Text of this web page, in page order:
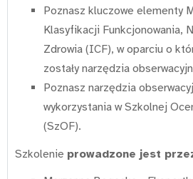
Poznasz kluczowe elementy
Klasyfikacji Funkcjonowania,
Zdrowia (ICF), w oparciu o
zostały narzędzia
Poznasz narzędzia
wykorzystania w Szkolnej
(SzOF).
Szkolenie prowadzone jest